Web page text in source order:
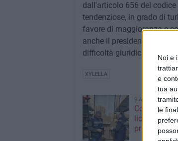
Noi e
e
tua
le
dall'articolo 656 del
tendenziose, in grado di
favore di maggioranza e
anche il presidente
difficoltà giuridiche per
XYLELLA
9 AGOSTO 2026
Controlli dei
licenza
prodotti